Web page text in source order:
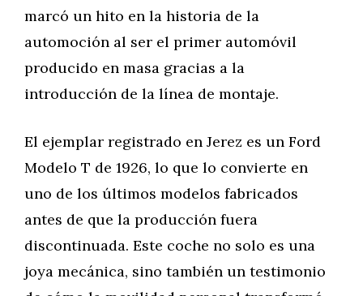
marcó un hito en la historia de la
automoción al ser el primer automóvil
producido en masa gracias a la
introducción de la línea de montaje.
El ejemplar registrado en Jerez es un Ford
Modelo T de 1926, lo que lo convierte en
uno de los últimos modelos fabricados
antes de que la producción fuera
discontinuada. Este coche no solo es una
joya mecánica, sino también un testimonio